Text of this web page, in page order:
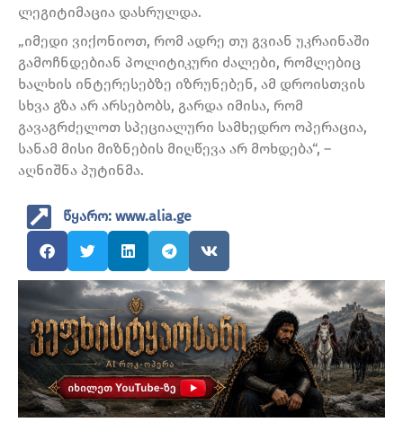
ლეგიტიმაცია დასრულდა.
„იმედი ვიქონიოთ, რომ ადრე თუ გვიან უკრაინაში
გამოჩნდებიან პოლიტიკური ძალები, რომლებიც
ხალხის ინტერესებზე იზრუნებენ, ამ დროისთვის
სხვა გზა არ არსებობს, გარდა იმისა, რომ
გავაგრძელოთ სპეციალური სამხედრო ოპერაცია,
სანამ მისი მიზნების მიღწევა არ მოხდება“, –
აღნიშნა პუტინმა.
წყარო: www.alia.ge